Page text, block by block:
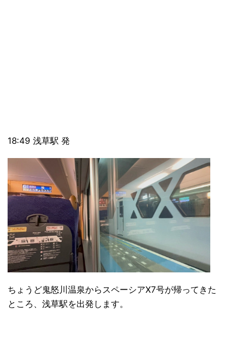
18:49 浅草駅 発
ちょうど鬼怒川温泉からスペーシアX7号が帰ってきた
ところ、浅草駅を出発します。